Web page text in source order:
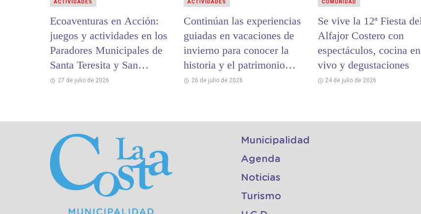
Ecoaventuras en Acción:
juegos y actividades en los
Paradores Municipales de
Santa Teresita y San
Bernardo
27 de julio de 2026
ACTIVIDADES
Continúan las experiencias
guiadas en vacaciones de
invierno para conocer la
historia y el patrimonio
cultural de La Costa
26 de julio de 2026
ACTIVIDADES
Se vive la 12ª Fiesta del
Alfajor Costero con
espectáculos, cocina en
vivo y degustaciones
24 de julio de 2026
COMUNIDAD
Municipalidad
Agenda
Noticias
Turismo